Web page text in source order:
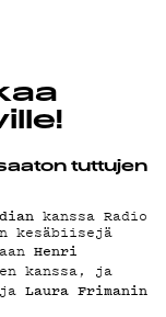
tuttujen
kanssa Radio
kesäbiisejä
Henri
kanssa, ja
Laura Frimanin